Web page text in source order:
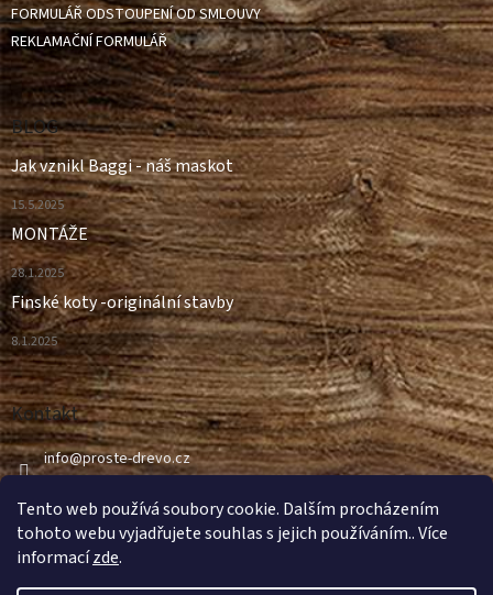
Tento web používá soubory cookie. Dalším procházením
tohoto webu vyjadřujete souhlas s jejich používáním.. Více
informacízde.
FORMULÁŘ ODSTOUPENÍ OD SMLOUVY
REKLAMAČNÍ FORMULÁŘ
BLOG
Jak vznikl Baggi - náš maskot
15.5.2025
MONTÁŽE
28.1.2025
Finské koty -originální stavby
8.1.2025
Kontakt
info@proste-drevo.cz